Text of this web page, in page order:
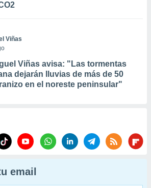
Viñas
Viñas avisa: "Las tormentas
dejarán lluvias de más de 50
en el noreste peninsular"
email